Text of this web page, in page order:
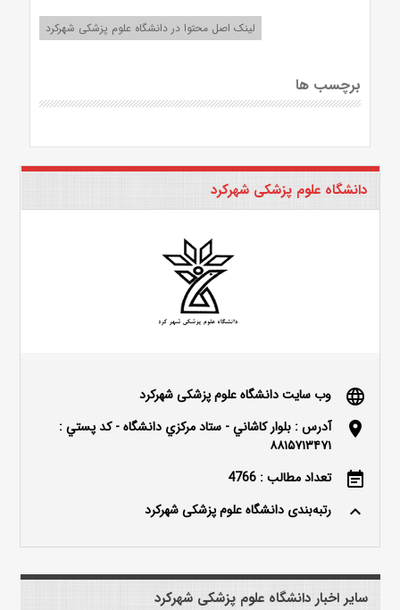
لینک اصل محتوا در دانشگاه علوم پزشکی شهرکرد
برچسب ها
دانشگاه علوم پزشکی شهرکرد
language وب سایت دانشگاه علوم پزشکی شهرکرد
location_on
آدرس : بلوار كاشاني - ستاد مركزي دانشگاه - كد پستي :
۸۸۱۵۷۱۳۴۷۱
event_note تعداد مطالب : 4766
keyboard_arrow_up رتبه‌بندی دانشگاه علوم پزشکی شهرکرد
سایر اخبار دانشگاه علوم پزشکی شهرکرد